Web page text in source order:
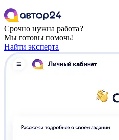
Срочно нужна работа?
Мы готовы помочь!
Найти эксперта